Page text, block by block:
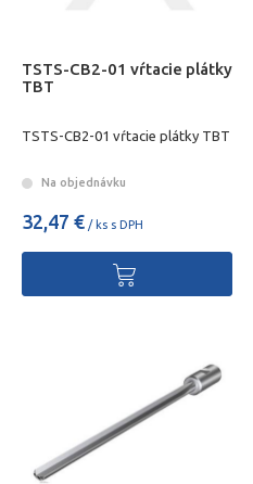
TSTS-CB2-01 vŕtacie plátky
TBT
TSTS-CB2-01 vŕtacie plátky TBT
Na objednávku
32,47 € / ks s DPH